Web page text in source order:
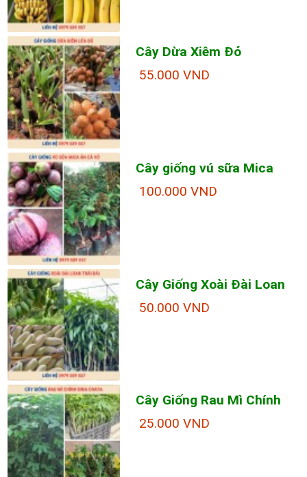
Cây Dừa Xiêm Đỏ
55.000 VND
Cây giống vú sữa Mica
100.000 VND
Cây Giống Xoài Đài Loan
50.000 VND
Cây Giống Rau Mì Chính
25.000 VND